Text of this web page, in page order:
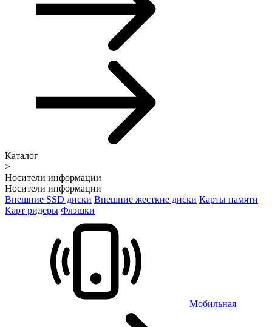
Каталог
>
Носители информации
Носители информации
Внешние SSD диски Внешние жесткие диски Карты памяти
Карт ридеры Флэшки
Мобильная